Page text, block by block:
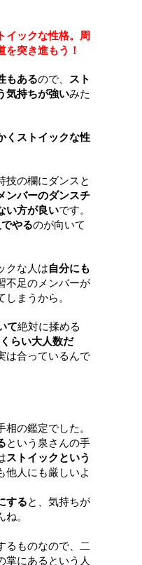
イックな性格。周
を突き進もう！
もあるので、
スト
気持ちが強いみた
くストイックな性
技の欄にダンスと
ンバーのダンスチ
い方が良いです。
やるのが向いて
クな人は自分にも
不足のメンバーが
しまうから 。
て絶対に揉める
らい大人数だ
は合っているんで
の鑑定でした。
という泉さんの手
ストイックという
他人にも厳しいよ
すると、気持ちが
。
ものなので、
二
掌にあるという人